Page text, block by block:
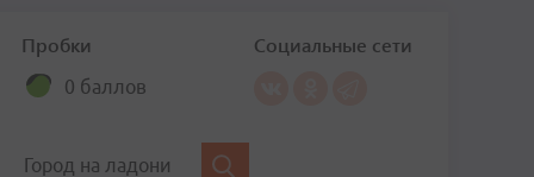
Пробки
0 баллов
Социальные сети
Город на ладони